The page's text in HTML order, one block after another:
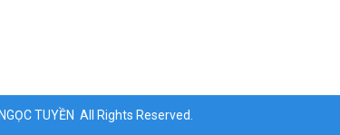
TUYỀN All Rights Reserved.